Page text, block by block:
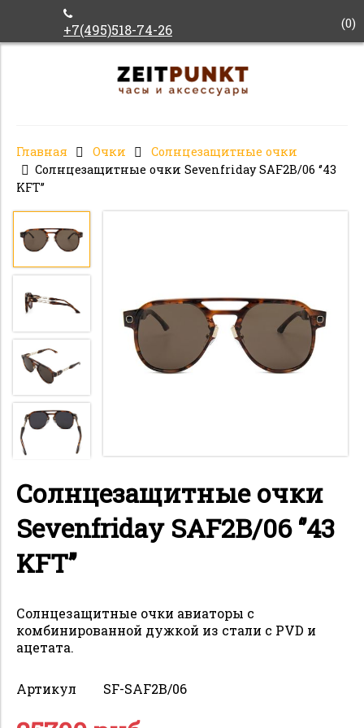
+7(495)518-74-26 (0)
Главная Очки
Солнцезащитные очки
Солнцезащитные очки Sevenfriday SAF2B/06 ‘’43
KFT’’
Солнцезащитные очки
Sevenfriday SAF2B/06 ‘’43
KFT’’
Солнцезащитные очки авиаторы с
комбинированной дужкой из стали с PVD и
ацетата.
Артикул SF-SAF2B/06